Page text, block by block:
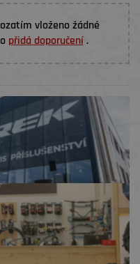
vloženo žádné
přidá doporučení.